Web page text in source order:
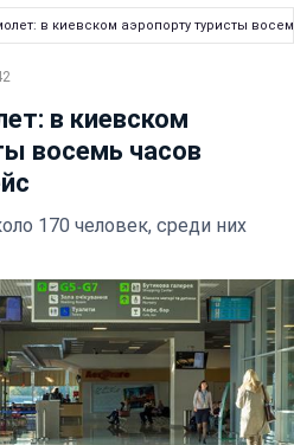
в киевском аэропорту туристы
в киевском
восемь часов
170 человек, среди них